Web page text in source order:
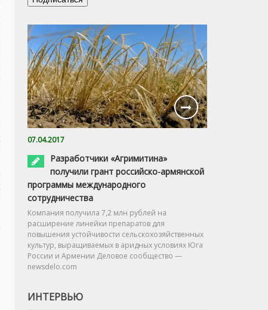
07.04.2017
Разработчики «Агримитина»
получили грант российско-армянской
программы международного
сотрудничества
Компания получила 7,2 млн рублей на
расширение линейки препаратов для
повышения устойчивости сельскохозяйственных
культур, выращиваемых в аридных условиях Юга
России и Армении Деловое сообщество —
newsdelo.com
ИНТЕРВЬЮ